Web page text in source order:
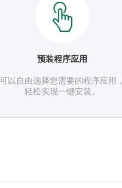
预装程序应用
可以自由选择您需要的程序应用，
轻松实现一键安装。